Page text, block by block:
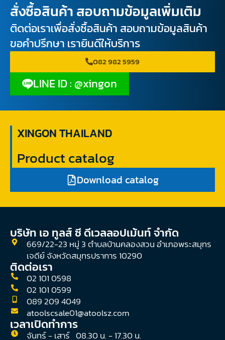
สั่งซื้อสินค้า สอบถามข้อมูลเพิ่มเติม
ติดต่อเราเพื่อสั่งซื้อสินค้า สอบถามข้อมูลสินค้า
ขอคำปรึกษา เรายินดีให้บริการ
082 982 5959
LINE ID : @xingon
XINGON THAILAND
Product catalog
Download catalog
บริษัท เอ ทูลส์ ซี ดีเวลลอปเม้นท์ จํากัด
669/22-23 หมู่ 3 ตำบลบ้านคลองสวน อำเภอพระสมุทร
เจดีย์ จังหวัดสมุทรปราการ 10290
ติดต่อเรา
02 101 0598
02 101 0599
089 209 4049
atoolscsale01@atoolsz.com
เวลาเปิดทำการ
จันทร์ - เสาร์ 08.30 น. - 17.30 น.